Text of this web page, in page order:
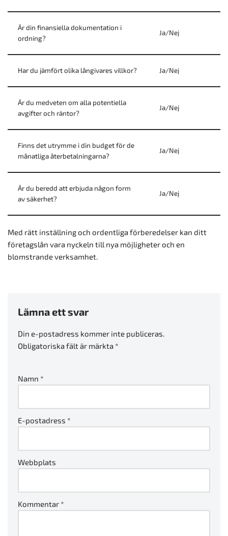
Är din finansiella dokumentation i
ordning?
Ja/Nej
Har du jämfört olika långivares villkor? Ja/Nej
Är du medveten om alla potentiella
avgifter och räntor?
Ja/Nej
Finns det utrymme i din budget för de
månatliga återbetalningarna?
Ja/Nej
Är du beredd att erbjuda någon form
av säkerhet?
Ja/Nej
Med rätt inställning och ordentliga förberedelser kan ditt
företagslån vara nyckeln till nya möjligheter och en
blomstrande verksamhet.
Lämna ett svar
Din e-postadress kommer inte publiceras.
Obligatoriska fält är märkta *
Namn *
E-postadress *
Webbplats
Kommentar *